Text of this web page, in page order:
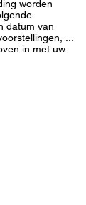
worden
datum van
...
in met uw